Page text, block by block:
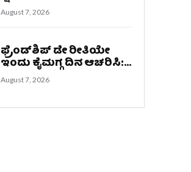
August 7, 2026
ಫ್ರೆಂಡ್​ಶಿಪ್ ಡೇ ರೀತಿಯೇ
ಇಂದು ಕೈಮಗ್ಗ ದಿನ ಆಚರಿಸಿ:...
August 7, 2026